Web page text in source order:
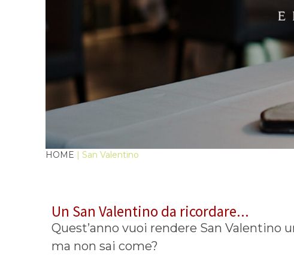
HOME | San Valentino
Un San Valentino da ricordare...
Quest’anno vuoi rendere San Valentino
ma non sai come?